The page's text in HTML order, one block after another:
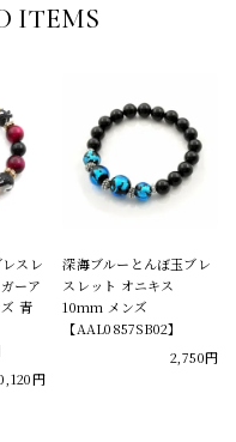
ITEMS
スレ
ーア
青
円
深海ブルーとんぼ玉ブレ
スレット オニキス
10mm メンズ
【AAL0857SB02】
2,750円